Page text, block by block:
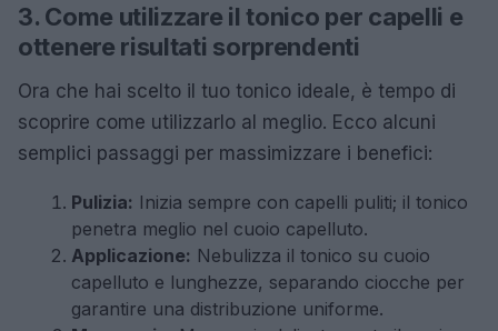
3. Come utilizzare il tonico per capelli e
ottenere risultati sorprendenti
Ora che hai scelto il tuo tonico ideale, è tempo di
scoprire come utilizzarlo al meglio. Ecco alcuni
semplici passaggi per massimizzare i benefici:
Pulizia: Inizia sempre con capelli puliti; il tonico
penetra meglio nel cuoio capelluto.
Applicazione: Nebulizza il tonico su cuoio
capelluto e lunghezze, separando ciocche per
garantire una distribuzione uniforme.